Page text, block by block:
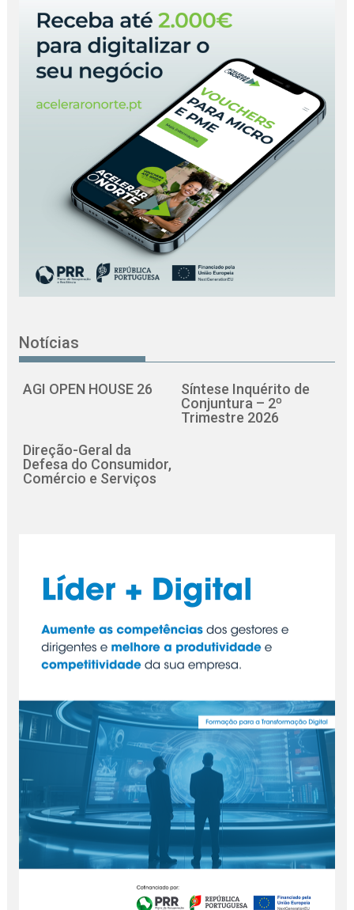
Notícias
AGI OPEN HOUSE 26
Síntese Inquérito de
Conjuntura – 2º
Trimestre 2026
Direção-Geral da
Defesa do Consumidor,
Comércio e Serviços